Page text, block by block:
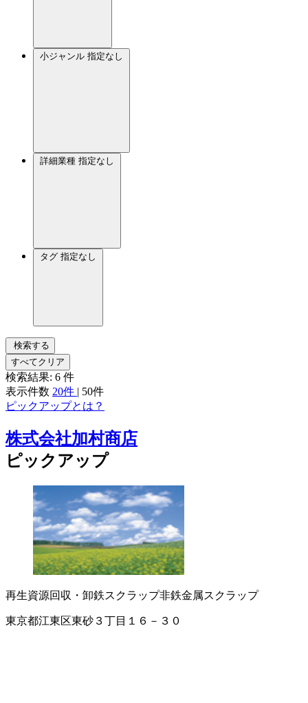
小ジャンル 指定なし
詳細業種 指定なし
タグ 指定なし
検索する
すべてクリア
検索結果: 6 件
表示件数 20件 | 50件
ピックアップとは？
株式会社加村商店
ピックアップ
再生資源回収・卸鉄スクラップ非鉄金属スクラップ
東京都江東区東砂３丁目１６－３０